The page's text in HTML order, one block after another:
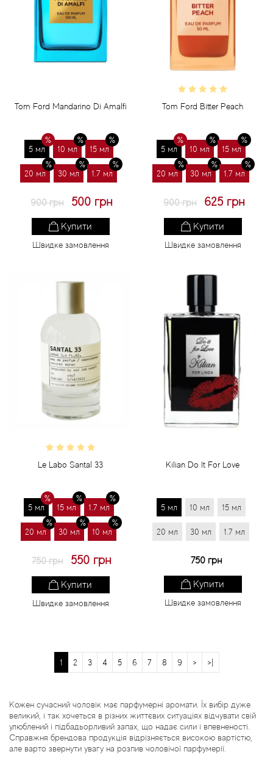
Tom Ford Mandarino Di Amalfi
5 мл 10 мл 15 мл
20 мл 30 мл 1.7 мл
900 грн 500 грн
Купити
Швидке замовлення
Tom Ford Bitter Peach
5 мл 10 мл 15 мл
20 мл 30 мл 1.7 мл
900 грн 625 грн
Купити
Швидке замовлення
Le Labo Santal 33
5 мл 15 мл 1.7 мл
20 мл 30 мл 10 мл
750 грн 550 грн
Купити
Швидке замовлення
Kilian Do It For Love
5 мл 10 мл 15 мл
20 мл 30 мл 1.7 мл
750 грн
Купити
Швидке замовлення
1 2 3 4 5 6 7 8 9 > >|
Кожен сучасний чоловік має парфумерні аромати. Їх вибір дуже
великий, і так хочеться в різних життєвих ситуаціях відчувати свій
улюблений і підбадьорливий запах, що надає сили і впевненості.
Справжня брендова продукція відрізняється високою вартістю,
але варто звернути увагу на розпив чоловічої парфумерії.